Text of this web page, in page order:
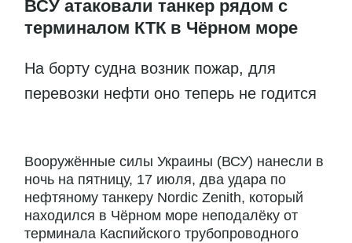
ВСУ атаковали танкер рядом с
терминалом КТК в Чёрном море
На борту судна возник пожар, для
перевозки нефти оно теперь не годится
Вооружённые силы Украины (ВСУ) нанесли в
ночь на пятницу, 17 июля, два удара по
нефтяному танкеру Nordic Zenith, который
находился в Чёрном море неподалёку от
терминала Каспийского трубопроводного